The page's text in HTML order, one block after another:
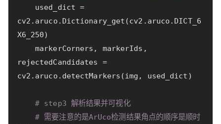
used_dict =
cv2 . aruco . Dictionary_get (cv2 . aruco . DICT_6
X6_250)
markerCorners , markerIds ,
rejectedCandidates
=
cv2 . aruco . detectMarkers (img , used_dict )
# step3 解析结果并可视化
# 需要注意的是ArUco检测结果角点的顺序是顺时